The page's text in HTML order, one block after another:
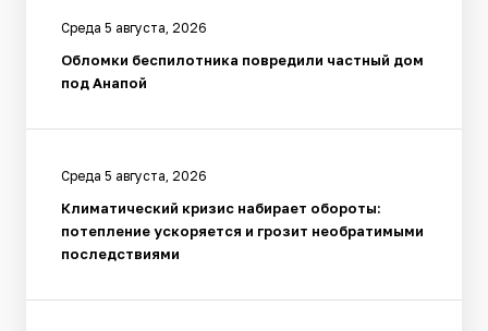
Среда 5 августа, 2026
Обломки беспилотника повредили частный дом
под Анапой
Среда 5 августа, 2026
Климатический кризис набирает обороты:
потепление ускоряется и грозит необратимыми
последствиями